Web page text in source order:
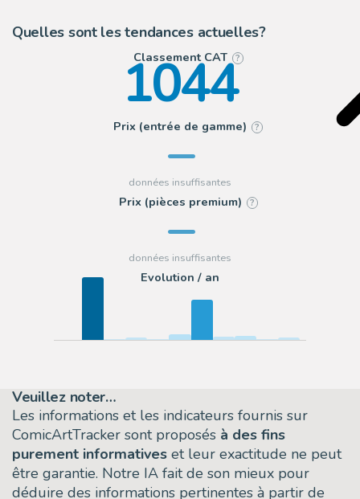
Quelles sont les tendances actuelles?
Classement CAT ?
1044
Prix (entrée de gamme) ?
Prix (pièces premium) ?
Evolution / an
Veuillez noter…
Les informations et les indicateurs fournis sur
ComicArtTracker sont proposés à des fins
purement informatives et leur exactitude ne peut
être garantie. Notre IA fait de son mieux pour
déduire des informations pertinentes à partir de